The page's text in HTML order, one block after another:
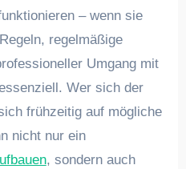
– wenn sie
regelmäßige
Umgang mit
Wer sich der
frühzeitig auf mögliche
nicht nur ein
, sondern auch